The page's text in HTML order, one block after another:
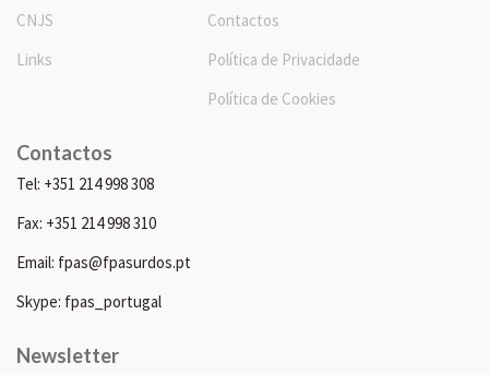
CNJS
Links
Contactos
Política de Privacidade
Política de Cookies
Contactos
Tel: +351 214 998 308
Fax: +351 214 998 310
Email: fpas@fpasurdos.pt
Skype: fpas_portugal
Newsletter